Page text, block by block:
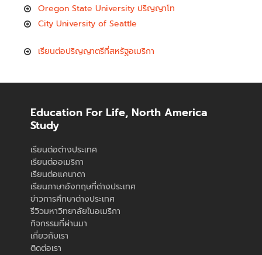
Oregon State University ปริญญาโท
City University of Seattle
เรียนต่อปริญญาตรีที่สหรัฐอเมริกา
Education For Life, North America
Study
เรียนต่อต่างประเทศ
เรียนต่ออเมริกา
เรียนต่อแคนาดา
เรียนภาษาอังกฤษที่ต่างประเทศ
ข่าวการศึกษาต่างประเทศ
รีวิวมหาวิทยาลัยในอเมริกา
กิจกรรมที่ผ่านมา
เกี่ยวกับเรา
ติดต่อเรา